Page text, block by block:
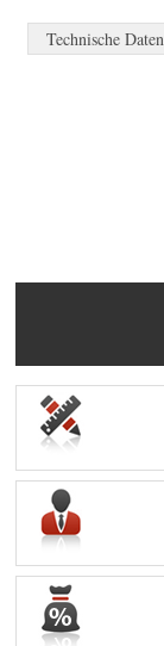
Technische Daten